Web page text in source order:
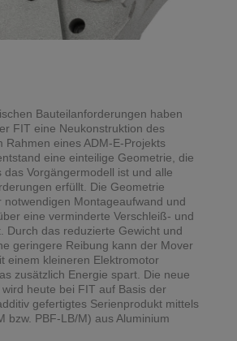
Bauteilanforderungen haben
FIT eine Neukonstruktion des
Rahmen eines ADM-E-Projekts
eine einteilige Geometrie, die
das Vorgängermodell ist und alle
erfüllt. Die Geometrie
notwendigen Montageaufwand und
eine verminderte Verschleiß- und
Durch das reduzierte Gewicht und
geringere Reibung kann der Mover
einem kleineren Elektromotor
zusätzlich Energie spart. Die neue
heute bei FIT auf Basis der
gefertigtes Serienprodukt mittels
bzw. PBF-LB/M) aus Aluminium